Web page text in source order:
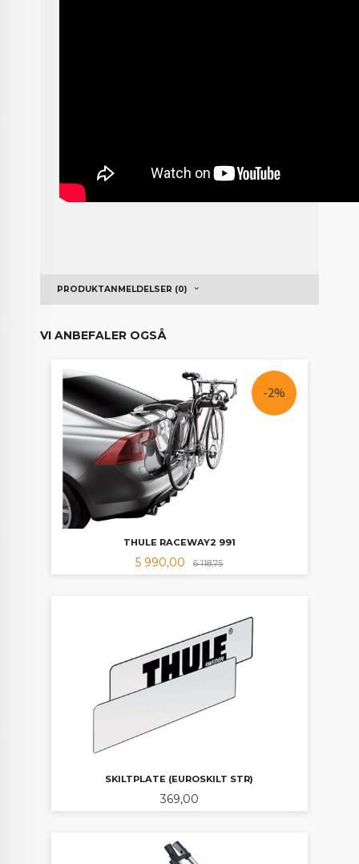
PRODUKTANMELDELSER (0)
VI ANBEFALER OGSÅ
THULE RACEWAY2 991
Tilbud
5 990,00 6 118,75Rabatt
-2%
SKILTPLATE (EUROSKILT STR)
Pris
369,00